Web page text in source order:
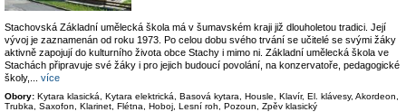
Stachovská Základní umělecká škola má v šumavském kraji již dlouholetou tradici. Její
vývoj je zaznamenán od roku 1973. Po celou dobu svého trvání se učitelé se svými žáky
aktivně zapojují do kulturního života obce Stachy i mimo ni. Základní umělecká škola ve
Stachách připravuje své žáky i pro jejich budoucí povolání, na konzervatoře, pedagogické
školy,
více
Obory: Kytara klasická, Kytara elektrická, Basová kytara, Housle, Klavír, El. klávesy, Akordeon,
Trubka, Saxofon, Klarinet, Flétna, Hoboj, Lesní roh, Pozoun, Zpěv klasický